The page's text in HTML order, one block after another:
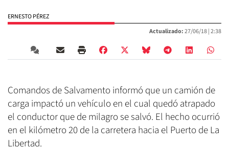
ERNESTO PÉREZ
Actualizado:27/06/18 |2:38
Comandos de Salvamento informó que un camión de
carga impactó un vehículo en el cual quedó atrapado
el conductor que de milagro se salvó. El hecho ocurrió
en el kilómetro 20 de la carretera hacia el Puerto de La
Libertad.